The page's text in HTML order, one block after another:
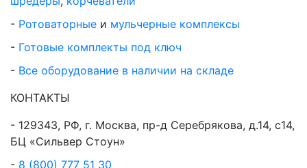
Ротоваторные и мульчерные комплексы
Готовые комплекты под ключ
Все оборудование в наличии на складе
КОНТАКТЫ
129343, РФ, г. Москва, пр-д Серебрякова, д.14, с14,
БЦ «Сильвер Стоун»
8 (800) 777 51 30